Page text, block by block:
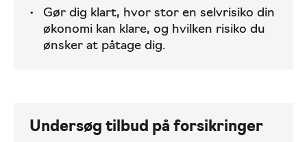
Gør dig klart, hvor stor en selvrisiko din
økonomi kan klare, og hvilken risiko du
ønsker at påtage dig.
Undersøg tilbud på forsikringer